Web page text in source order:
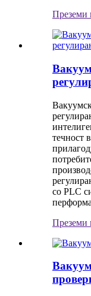
Преземи
течност
со PLC
Преземи